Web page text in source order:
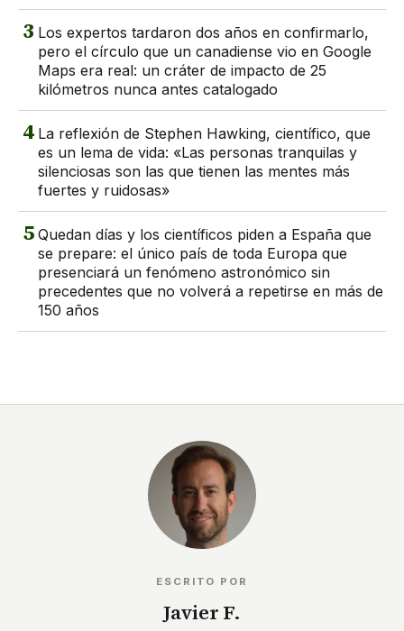
3 Los expertos tardaron dos años en confirmarlo,
pero el círculo que un canadiense vio en Google
Maps era real: un cráter de impacto de 25
kilómetros nunca antes catalogado
4 La reflexión de Stephen Hawking, científico, que
es un lema de vida: «Las personas tranquilas y
silenciosas son las que tienen las mentes más
fuertes y ruidosas»
5 Quedan días y los científicos piden a España que
se prepare: el único país de toda Europa que
presenciará un fenómeno astronómico sin
precedentes que no volverá a repetirse en más de
150 años
ESCRITO POR
Javier F.